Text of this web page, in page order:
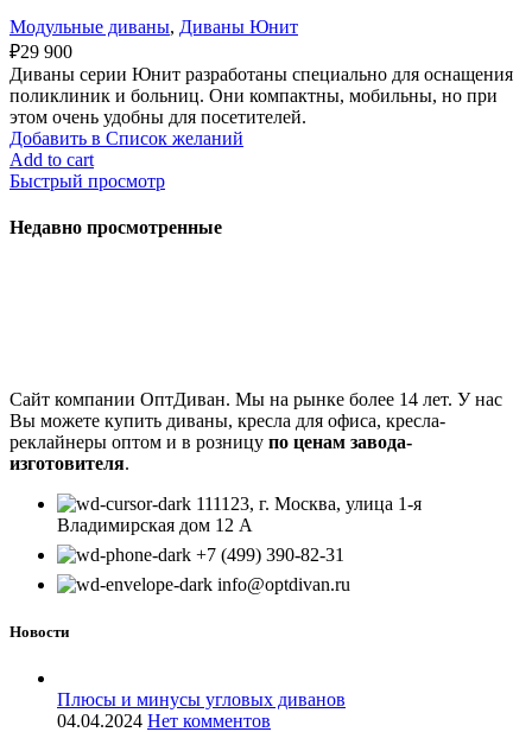
Модульные диваны, Диваны Юнит
₽29 900
Диваны серии Юнит разработаны специально для оснащения
поликлиник и больниц. Они компактны, мобильны, но при
этом очень удобны для посетителей.
Добавить в Список желаний
Add to cart
Быстрый просмотр
Недавно просмотренные
Сайт компании ОптДиван. Мы на рынке более 14 лет. У нас
Вы можете купить диваны, кресла для офиса, кресла-
реклайнеры оптом и в розницу по ценам завода-
изготовителя.
111123, г. Москва, улица 1-я
Владимирская дом 12 А
+7 (499) 390-82-31
info@optdivan.ru
Новости
Плюсы и минусы угловых диванов
04.04.2024 Нет комментов